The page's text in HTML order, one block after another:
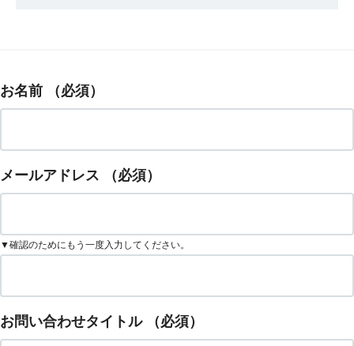
お名前 （必須）
メールアドレス （必須）
▼確認のためにもう一度入力してください。
お問い合わせタイトル （必須）